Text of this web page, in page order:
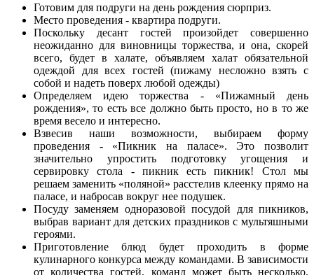
Готовим для подруги на день рождения сюрприз.
Место проведения - квартира подруги.
Поскольку десант гостей произойдет совершенно
неожиданно для виновницы торжества, и она, скорей
всего, будет в халате, объявляем халат обязательной
одеждой для всех гостей (пижаму несложно взять с
собой и надеть поверх любой одежды)
Определяем идею торжества - «Пижамный день
рождения», то есть все должно быть просто, но в то же
время весело и интересно.
Взвесив наши возможности, выбираем форму
проведения - «Пикник на паласе». Это позволит
значительно упростить подготовку угощения и
сервировку стола - пикник есть пикник! Стол мы
решаем заменить «поляной» расстелив клеенку прямо на
паласе, и набросав вокруг нее подушек.
Посуду заменяем одноразовой посудой для пикников,
выбрав вариант для детских праздников с мультяшными
героями.
Приготовление блюд будет проходить в форме
кулинарного конкурса между командами. В зависимости
от количества гостей, команд может быть несколько.